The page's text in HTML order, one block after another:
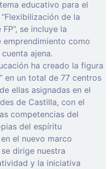
educativo para el
de la
se incluye la
como
ajena.
ha creado la figura
en un total de 77 centros
ellas asignadas en el
de Castilla, con el
competencias del
del espíritu
el nuevo marco
dirige nuestra
y la iniciativa